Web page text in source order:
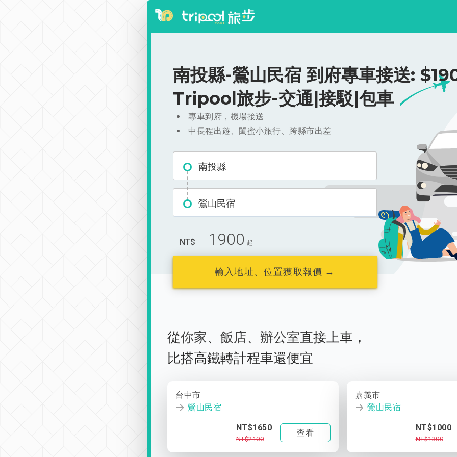
南投縣-鶯山民宿 到府專車接送:
Tripool旅步-交通|接駁|包車
專車到府，機場接送
中長程出遊、閨蜜小旅行、跨縣市出差
南投縣
鶯山民宿
NT$ 1900 起
輸入地址、位置獲取報價 →
從你家、 飯店、 辦公室直接上車，
比搭高鐵轉計程車還便宜
台中市
鶯山民宿
NT$1650
NT$2100
查看
嘉義市
鶯山民宿
NT$1000
NT$1300